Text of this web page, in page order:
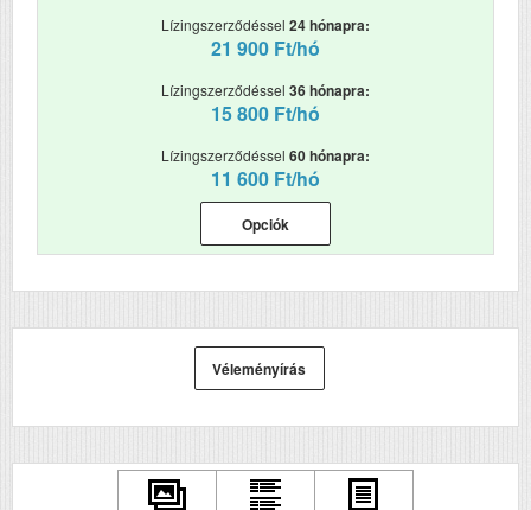
Szkennelés
Lízingszerződéssel 24 hónapra:
21 900 Ft/hó
Lízingszerződéssel 36 hónapra:
15 800 Ft/hó
Lízingszerződéssel 60 hónapra:
11 600 Ft/hó
Opciók
Véleményírás